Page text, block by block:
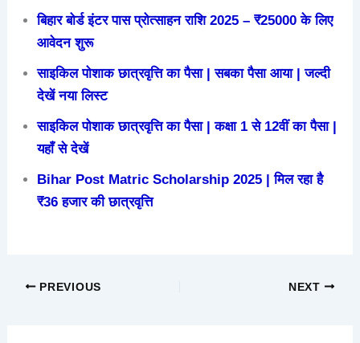
बिहार बोर्ड इंटर पास प्रोत्साहन राशि 2025 – ₹25000 के लिए
आवेदन शुरू
साइकिल पोशाक छात्रवृत्ति का पैसा | सबका पैसा आया | जल्दी
देखें नया लिस्ट
साइकिल पोशाक छात्रवृत्ति का पैसा | कक्षा 1 से 12वीं का पैसा |
यहाँ से देखें
Bihar Post Matric Scholarship 2025 | मिल रहा है
₹36 हजार की छात्रवृत्ति
PREVIOUS NEXT